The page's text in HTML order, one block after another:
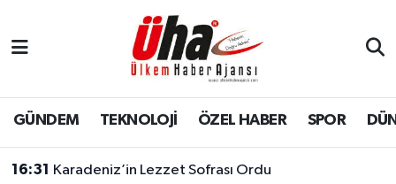
GÜNDEM TEKNOLOJİ ÖZEL HABER SPOR
16:31 Karadeniz’in Lezzet Sofrası Ordu
İstanbul Nöbetçi Eczaneler
İstanbul Hava Durumu